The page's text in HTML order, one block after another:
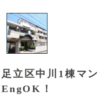
足立区中川1棟マ
EngOK！